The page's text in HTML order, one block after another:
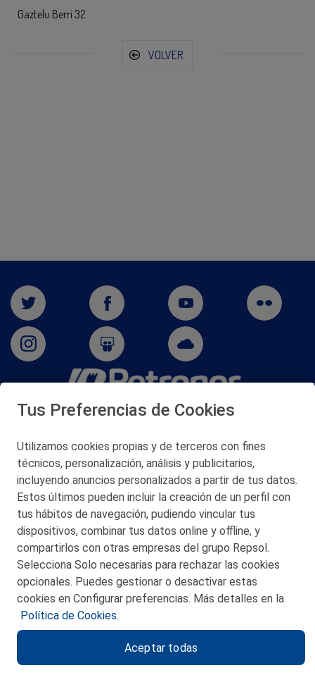
Gaztelu Berri 32
VOLVER
San Martín 5-Edificio Muñatones,
© 2026 Petronor S.A.
CONTACTO
MAPA WEB
POLITICA DE PRIVACIDAD
POLITICA DE COOKIES
Tus Preferencias de Cookies
Utilizamos cookies propias y de terceros con fines
técnicos, personalización, análisis y publicitarios,
incluyendo anuncios personalizados a partir de tus datos.
Estos últimos pueden incluir la creación de un perfil con
tus hábitos de navegación, pudiendo vincular tus
dispositivos, combinar tus datos online y offline, y
compartirlos con otras empresas del grupo Repsol.
Selecciona Solo necesarias para rechazar las cookies
opcionales. Puedes gestionar o desactivar estas
cookies en Configurar preferencias. Más detalles en la
Política de Cookies.
Aceptar todas